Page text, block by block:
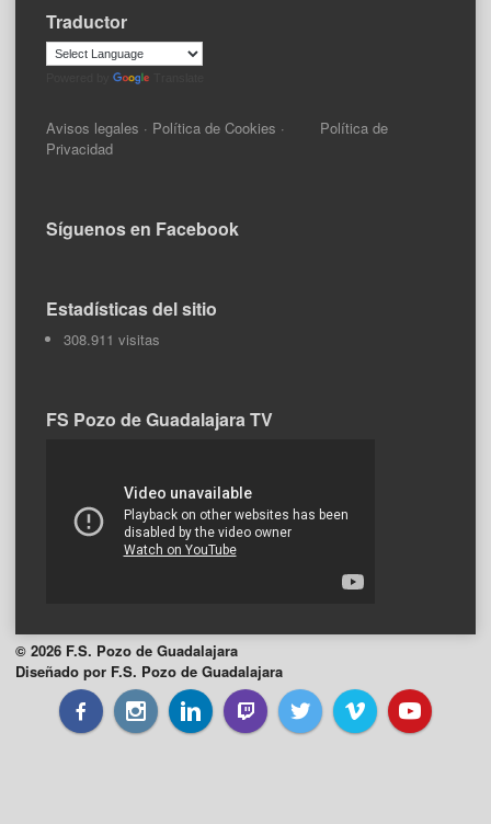
Traductor
Avisos legales · Política de Cookies · Política de
Privacidad
Síguenos en Facebook
Estadísticas del sitio
308.911 visitas
FS Pozo de Guadalajara TV
© 2026 F.S. Pozo de Guadalajara
Diseñado por F.S. Pozo de Guadalajara